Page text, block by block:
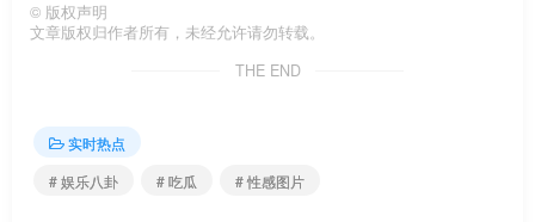
© 版权声明
文章版权归作者所有，未经允许请勿转载。
THE END
实时热点
# 娱乐八卦
# 吃瓜 # 性感图片